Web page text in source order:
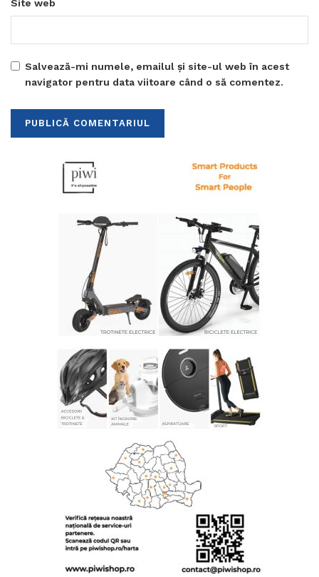
Site web
Salvează-mi numele, emailul și site-ul web în acest
navigator pentru data viitoare când o să comentez.